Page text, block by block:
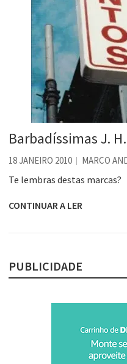
Barbadíssimas J.
18 JANEIRO 2010 MARCO
Te lembras destas marcas?
CONTINUAR A LER
PUBLICIDADE